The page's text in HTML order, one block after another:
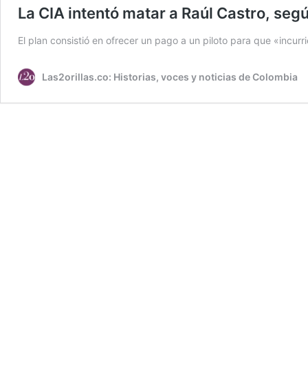
La CIA intentó matar a Raúl Castro,
El plan consistió en ofrecer un pago a un piloto para que
Las2orillas.co: Historias, voces y noticias de Colombia